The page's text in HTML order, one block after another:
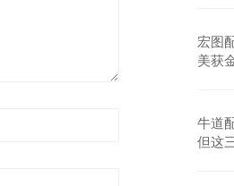
宏图
美获
牛道
但这